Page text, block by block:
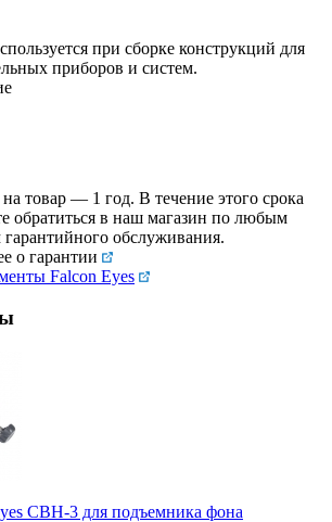
при сборке конструкций для
приборов и систем.
товар — 1 год. В течение этого срока
обратиться в наш магазин по любым
гарантийного обслуживания.
о гарантии
Falcon Eyes
CBH-3 для подъемника фона